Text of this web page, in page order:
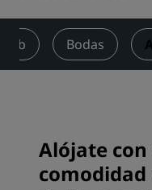
Bodas
Alójate